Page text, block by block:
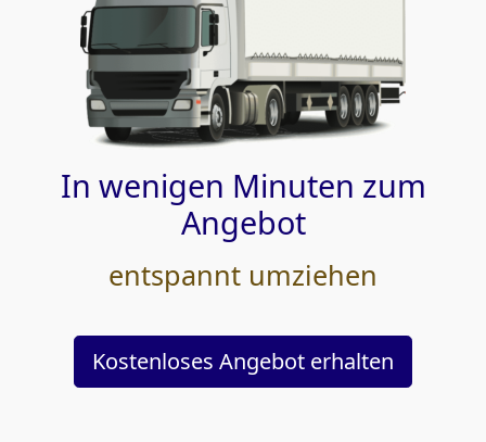
In wenigen Minuten zum
Angebot
entspannt umziehen
Kostenloses Angebot erhalten